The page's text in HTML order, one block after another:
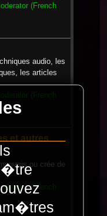
(French
audio, les
les articles
(French
et autres
ou crée de
(French
�tre